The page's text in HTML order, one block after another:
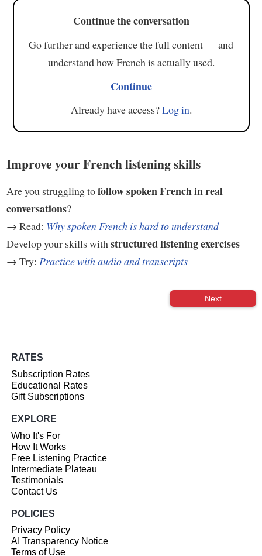
Continue the conversation
Go further and experience the full content — and
understand how French is actually used.
Continue
Already have access?Log in.
Improve your French listening skills
Are you struggling tofollow spoken French in real
conversations?
→ Read: Why spoken French is hard to understand
Develop your skills with structured listening exercises
→ Try: Practice with audio and transcripts
Next
RATES
Subscription Rates
Educational Rates
Gift Subscriptions
EXPLORE
Who It's For
How It Works
Free Listening Practice
Intermediate Plateau
Testimonials
Contact Us
POLICIES
Privacy Policy
AI Transparency Notice
Terms of Use